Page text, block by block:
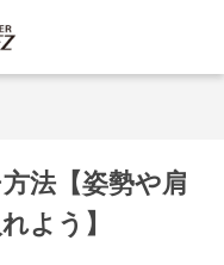
法【姿勢や肩
よう】